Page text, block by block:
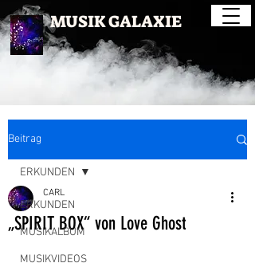
MUSIK GALAXIE
Beitrag
ERKUNDEN
MUSIKALBUM
MUSIKVIDEOS
ERKUNDEN
„SPIRIT BOX“ von Love Ghost
CARL